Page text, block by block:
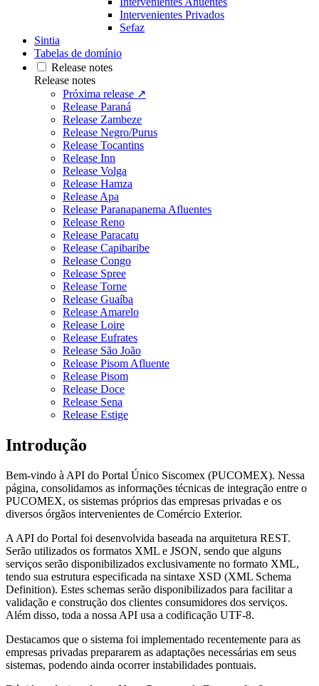
Intervenientes Privados
Sefaz
Sintia
Tabelas de domínio
Release notes
Release notes
Próxima release ↗
Release Paraná
Release Zambeze
Release Negro/Purus
Release Tocantins
Release Inn
Release Volga
Release Hamza
Release Apa
Release Paranapanema Afluentes
Release Reno
Release Paracatu
Release Capibaribe
Release Congo
Release Spree
Release Torne
Release Guaíba
Release Amarelo
Release Loire
Release Eufrates
Release São João
Release Pisom Afluente
Release Pisom
Release Doce
Release Sena
Release Estige
Introdução
Bem-vindo à API do Portal Único Siscomex (PUCOMEX). Nessa
página, consolidamos as informações técnicas de integração entre o
PUCOMEX, os sistemas próprios das empresas privadas e os
diversos órgãos intervenientes de Comércio Exterior.
A API do Portal foi desenvolvida baseada na arquitetura REST.
Serão utilizados os formatos XML e JSON, sendo que alguns
serviços serão disponibilizados exclusivamente no formato XML,
tendo sua estrutura especificada na sintaxe XSD (XML Schema
Definition). Estes schemas serão disponibilizados para facilitar a
validação e construção dos clientes consumidores dos serviços.
Além disso, toda a nossa API usa a codificação UTF-8.
Destacamos que o sistema foi implementado recentemente para as
empresas privadas prepararem as adaptações necessárias em seus
sistemas, podendo ainda ocorrer instabilidades pontuais.